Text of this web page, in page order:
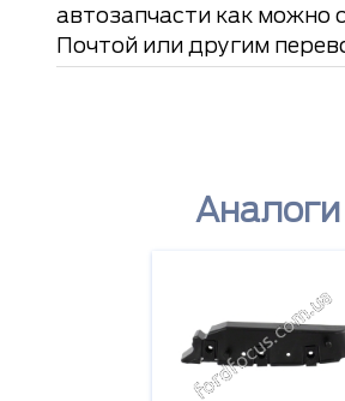
автозапчасти как можно
Почтой или другим
Аналоги